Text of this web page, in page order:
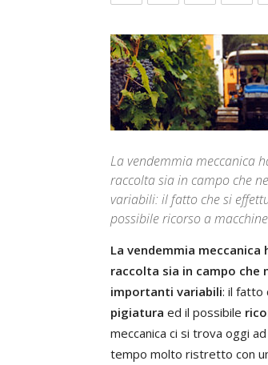
La vendemmia meccanica
raccolta sia in campo che
variabili: il fatto che si
possibile ricorso a
La vendemmia
raccolta sia in campo che
importanti variabili: il fatto
pigiatura ed il possibile
meccanica ci si trova oggi
tempo molto ristretto con